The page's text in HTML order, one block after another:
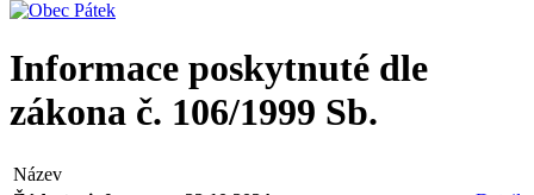
Informace poskytnuté dle
zákona č. 106/1999 Sb.
Název